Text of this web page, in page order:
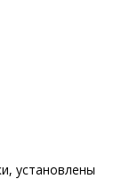
установлены